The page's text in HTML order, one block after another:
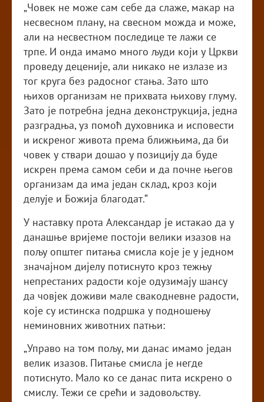
„Човек не може сам себе да слаже, макар на
несвесном плану, на свесном можда и може,
али на несвестном последице те лажи се
трпе. И онда имамо много људи који у Цркви
проведу деценије, али никако не излазе из
тог круга без радосног стања. Зато што
њихов организам не прихвата њихову глуму.
Зато је потребна једна деконструкција, једна
разградња, уз помоћ духовника и исповести
и искреног живота према ближњима, да би
човек у ствари дошао у позицију да буде
искрен према самом себи и да почне његов
организам да има један склад, кроз који
делује и Божија благодат.“
У наставку прота Александар је истакао да у
данашње вријеме постоји велики изазов на
пољу општег питања смисла које је у једном
значајном дијелу потиснуто кроз тежњу
непрестаних радости које одузимају шансу
да човјек доживи мале свакодневне радости,
које су истинска подршка у подношењу
неминовних животних патњи:
„Управо на том пољу, ми данас имамо један
велик изазов. Питање смисла је негде
потиснуто. Мало ко се данас пита искрено о
смислу. Тежи се срећи и задовољству.